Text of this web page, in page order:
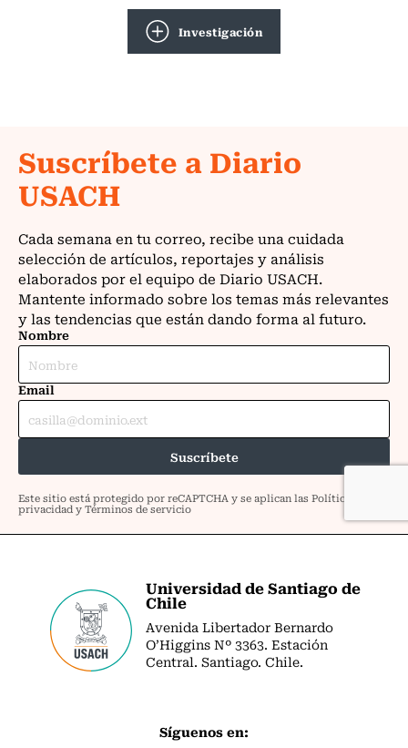
Investigación
Universidad de Santiago de
Chile
Avenida Libertador Bernardo
O’Higgins Nº 3363. Estación
Central. Santiago. Chile.
Síguenos en: